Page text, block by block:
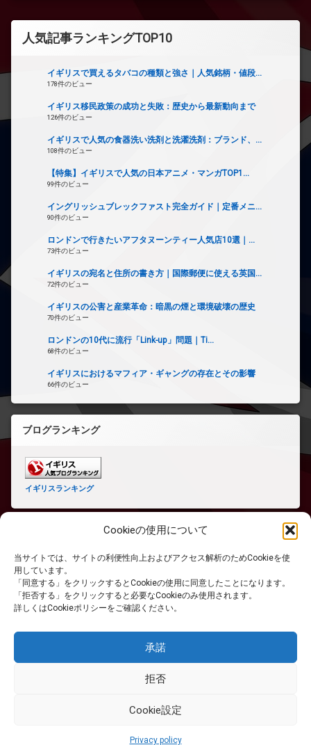
Cookieの使用について
当サイトでは、サイトの利便性向上およびアクセス解析のためCookieを使
用しています。
「同意する」をクリックするとCookieの使用に同意したことになります。
「拒否する」をクリックすると必要なCookieのみ使用されます。
詳しくはCookieポリシーをご確認ください。
承諾
拒否
Cookie設定
Privacy policy
人気記事ランキングTOP10
イギリスで買えるタバコの種類と強さ｜人気銘柄・値段...
178件のビュー
イギリス移民政策の成功と失敗：歴史から最新動向まで
126件のビュー
イギリスで人気の食器洗い洗剤と洗濯洗剤：ブランド、...
108件のビュー
【特集】イギリスで人気の日本アニメ・マンガTOP1...
99件のビュー
イングリッシュブレックファスト完全ガイド｜定番メニ...
90件のビュー
ロンドンで行きたいアフタヌーンティー人気店10選｜...
73件のビュー
イギリスの宛名と住所の書き方｜国際郵便に使える英国...
72件のビュー
イギリスの公害と産業革命：暗黒の煙と環境破壊の歴史
70件のビュー
ロンドンの10代に流行「Link-up」問題｜Ti...
68件のビュー
イギリスにおけるマフィア・ギャングの存在とその影響
66件のビュー
ブログランキング
イギリスランキング
ホーム
PRIVACY POLICY